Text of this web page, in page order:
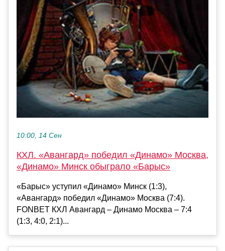
10:00, 14 Сен
КХЛ. «Авангард» победил «Динамо» Москва,
«Динамо» Минск обыграло «Барыс»
«Барыс» уступил «Динамо» Минск (1:3),
«Авангард» победил «Динамо» Москва (7:4).
FONBET КХЛ Авангард – Динамо Москва – 7:4
(1:3, 4:0, 2:1)...